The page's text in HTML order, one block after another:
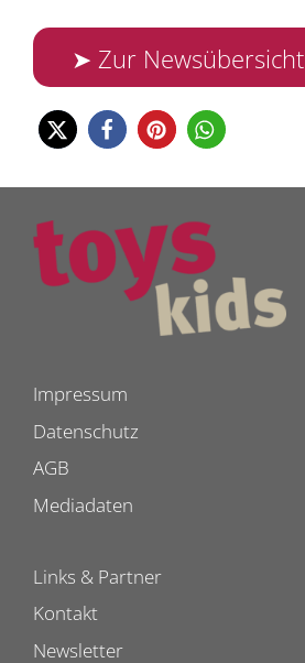
➤ Zur Newsübersicht
Impressum
Datenschutz
AGB
Mediadaten
Links & Partner
Kontakt
Newsletter